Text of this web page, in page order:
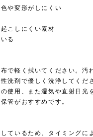
や変形がしにくい
こしにくい素材
る
で軽く拭いてください。汚
洗剤で優しく洗浄してくだ
使用、また湿気や直射日光
管がおすすめです。
ているため、タイミングに